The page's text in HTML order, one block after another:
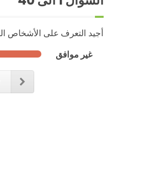
أجيد التعرف على الأشخاص
غير موافق